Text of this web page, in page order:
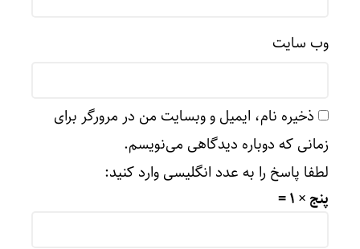
وب‌ سایت
ذخیره نام، ایمیل و وبسایت من در مرورگر برای
زمانی که دوباره دیدگاهی می‌نویسم.
لطفا پاسخ را به عدد انگلیسی وارد کنید:
پنج × 1 =